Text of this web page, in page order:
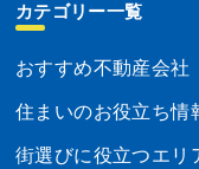
カテゴリー一覧
おすすめ不動産会社
住まいのお役立ち情
街選びに役立つエリ